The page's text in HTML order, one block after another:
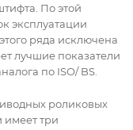
По этой
эксплуатации
ряда исключена
лучшие показатели
по ISO/ BS.
роликовых
имеет три